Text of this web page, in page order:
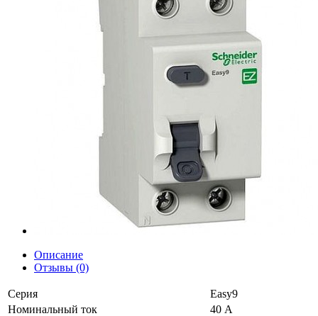
Описание
Отзывы (0)
Серия
Easy9
Номинальный ток
40 А